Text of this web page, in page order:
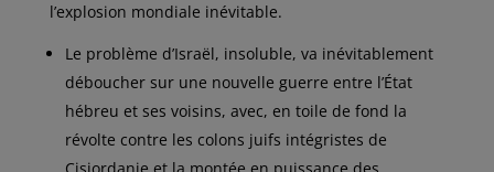
l’explosion mondiale inévitable.
Le problème d’Israël, insoluble, va inévitablement
déboucher sur une nouvelle guerre entre l’État
hébreu et ses voisins, avec, en toile de fond la
révolte contre les colons juifs intégristes de